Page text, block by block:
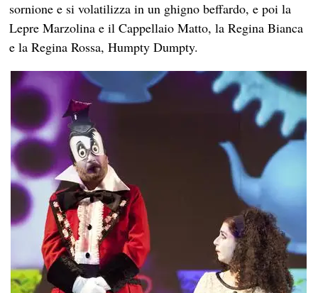
sornione e si volatilizza in un ghigno beffardo, e poi la
Lepre Marzolina e il Cappellaio Matto, la Regina Bianca
e la Regina Rossa, Humpty Dumpty.